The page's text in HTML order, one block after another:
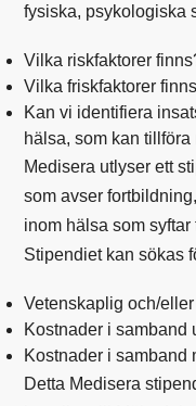
fysiska, psykologiska
Vilka riskfaktorer
Vilka friskfaktorer
Kan vi identifiera
hälsa, som kan
Medisera utlyser ett
som avser
inom hälsa som
Stipendiet kan sökas
Vetenskaplig och/
Kostnader i samband
Kostnader i samband
Detta Medisera